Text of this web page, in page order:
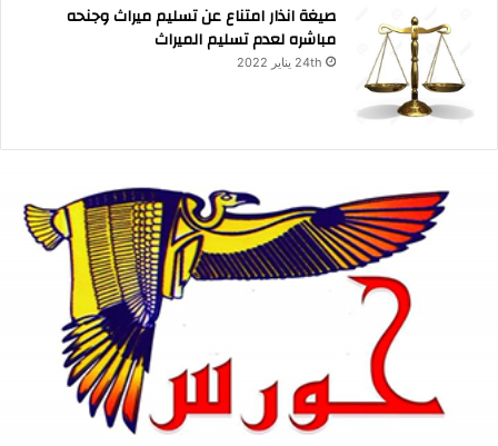
صيغة انذار امتناع عن تسليم ميراث وجنحه
مباشره لعدم تسليم الميراث
24th يناير 2022